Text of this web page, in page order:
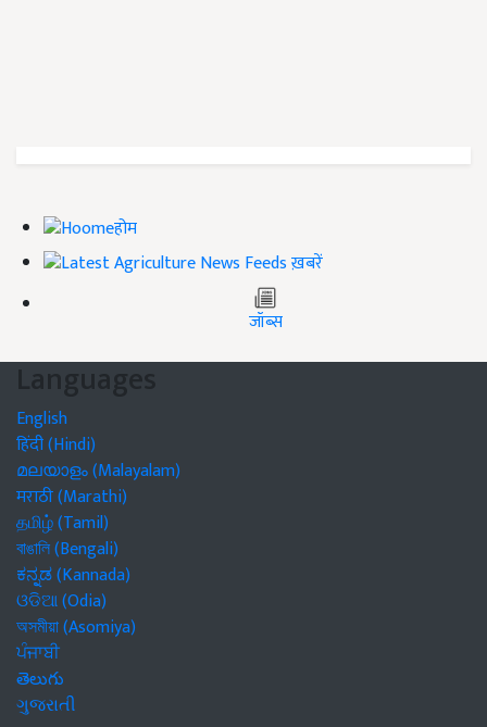
होम
ख़बरें
जॉब्स
Languages
English
हिंदी (Hindi)
മലയാളം (Malayalam)
मराठी (Marathi)
தமிழ் (Tamil)
বাঙালি (Bengali)
ಕನ್ನಡ (Kannada)
ଓଡିଆ (Odia)
অসমীয়া (Asomiya)
ਪੰਜਾਬੀ
తెలుగు
ગુજરાતી